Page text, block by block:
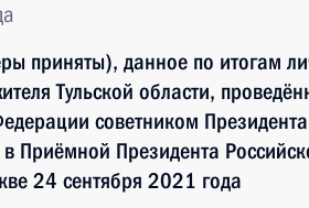
приняты), данное по итогам
Тульской области,
советником
Приёмной Президента
24 сентября 2021 года